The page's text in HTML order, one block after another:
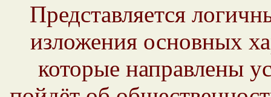
Представляется
изложения основных
которые направлены